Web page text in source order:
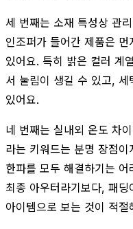
세 번째는 소재 특성상 관
인조퍼가 들어간 제품은
있어요. 특히 밝은 컬러 계
서 눌림이 생길 수 있고,
있어요.
네 번째는 실내외 온도 차
라는 키워드는 분명 장점
한파를 모두 해결하기는
최종 아우터라기보다, 패
아이템으로 보는 것이 적절